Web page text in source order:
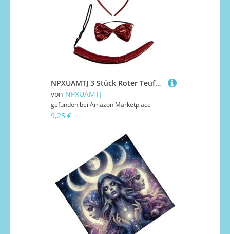
NPXUAMTJ 3 Stück Roter Teufel Kostüm Zubehör Stirnbänder Schleifen Krawatten Schwänze für Cosplay Geburtstag Party Themen Roter Teufel Kostüm Zubehör
von NPXUAMTJ
gefunden bei Amazon Marketplace
9,25 €